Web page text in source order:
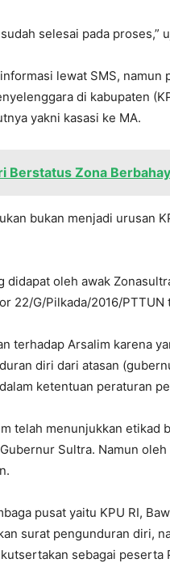
selesai pada proses,”
lewat SMS, namun
di kabupaten
yakni kasasi ke MA.
Berstatus Zona
bukan menjadi urusan
didapat oleh awak
22/G/Pilkada/2016/PTTUN
terhadap Arsalim karena
diri dari atasan
ketentuan peraturan
telah menunjukkan etikad
Sultra. Namun
pusat yaitu KPU RI,
surat pengunduran diri,
sebagai peserta